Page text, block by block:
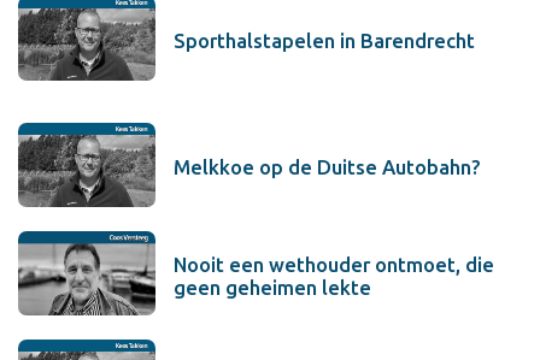
Sporthalstapelen in Barendrecht
Melkkoe op de Duitse Autobahn?
Nooit een wethouder ontmoet, die
geen geheimen lekte